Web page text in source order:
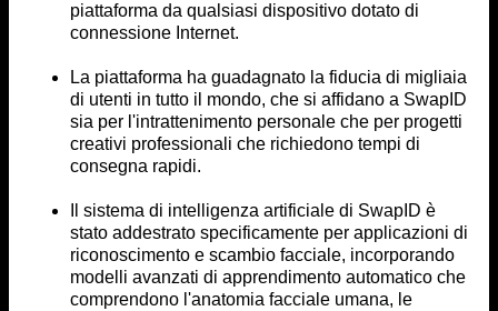
piattaforma da qualsiasi dispositivo dotato di
connessione Internet.
La piattaforma ha guadagnato la fiducia di migliaia
di utenti in tutto il mondo, che si affidano a SwapID
sia per l'intrattenimento personale che per progetti
creativi professionali che richiedono tempi di
consegna rapidi.
Il sistema di intelligenza artificiale di SwapID è
stato addestrato specificamente per applicazioni di
riconoscimento e scambio facciale, incorporando
modelli avanzati di apprendimento automatico che
comprendono l'anatomia facciale umana, le